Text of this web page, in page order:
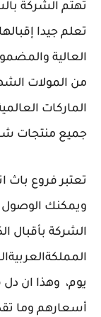
تهتم الشركة
تعلم جيدا
العالية
من المولات
الماركات
جميع منتجات
تعتبر فروع باث
ويمكنك الوصول
الشركة بأقبال
يوم، وهذا ان
أسعارهم وما